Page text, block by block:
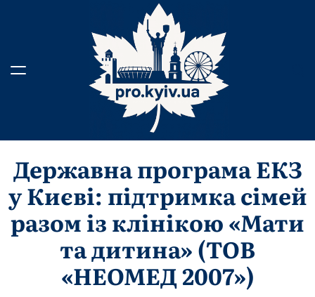
Державна програма ЕКЗ
у Києві: підтримка сімей
разом із клінікою «Мати
та дитина» (ТОВ
«НЕОМЕД 2007»)